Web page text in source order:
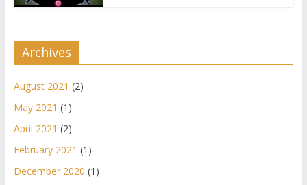
Archives
August 2021 (2)
May 2021 (1)
April 2021 (2)
February 2021 (1)
December 2020 (1)